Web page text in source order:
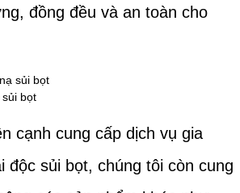
đồng đều và an toàn cho
bọt
cạnh cung cấp dịch vụ gia
độc sủi bọt, chúng tôi còn cung